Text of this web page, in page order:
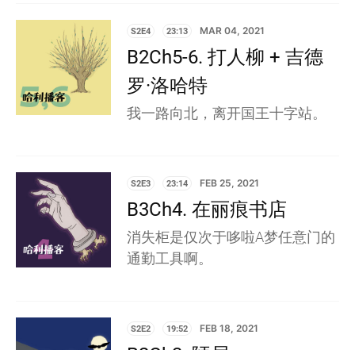
S2E4 23:13 MAR 04, 2021
B2Ch5-6. 打人柳 + 吉德
罗·洛哈特
我一路向北，离开国王十字站。
S2E3 23:14 FEB 25, 2021
B3Ch4. 在丽痕书店
消失柜是仅次于哆啦A梦任意门的
通勤工具啊。
S2E2 19:52 FEB 18, 2021